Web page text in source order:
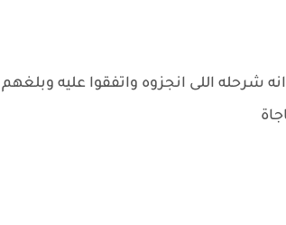
شرحله اللى انجزوه واتفقوا عليه وبلغهم